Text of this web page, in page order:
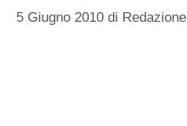
5 Giugno 2010 di Redazione